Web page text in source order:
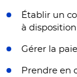
Établir un
à
Gérer la
Prendre en